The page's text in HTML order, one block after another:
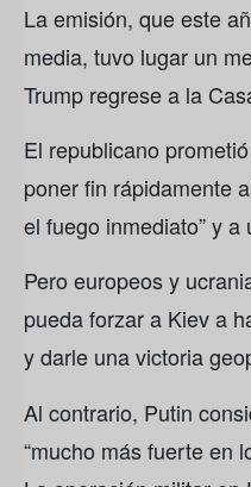
La emisión, que este
media, tuvo lugar un
Trump regrese a la
El republicano
poner fin rápidamente
el fuego inmediato” y a
Pero europeos y
pueda forzar a Kiev a
y darle una victoria
Al contrario, Putin
“mucho más fuerte en